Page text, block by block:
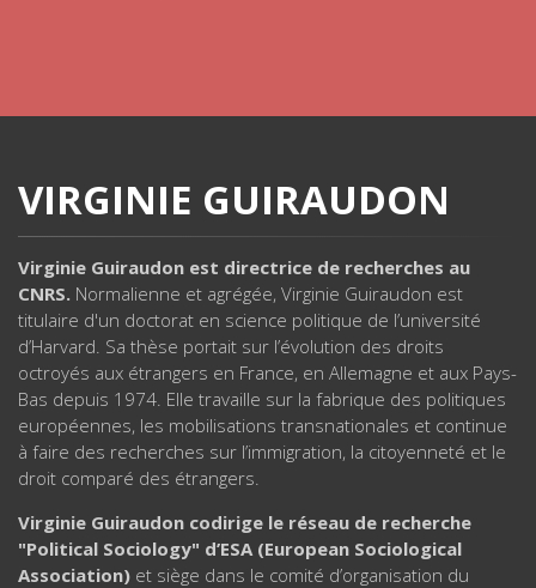
VIRGINIE GUIRAUDON
Virginie Guiraudon est directrice de recherches au
CNRS. Normalienne et agrégée, Virginie Guiraudon est
titulaire d'un doctorat en science politique de l’université
d’Harvard. Sa thèse portait sur l’évolution des droits
octroyés aux étrangers en France, en Allemagne et aux Pays-
Bas depuis 1974. Elle travaille sur la fabrique des politiques
européennes, les mobilisations transnationales et continue
à faire des recherches sur l’immigration, la citoyenneté et le
droit comparé des étrangers.
Virginie Guiraudon codirige le réseau de recherche
"Political Sociology" d’ESA (European Sociological
Association) et siège dans le comité d’organisation du